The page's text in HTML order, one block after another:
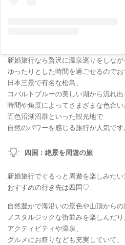
新婚旅行なら贅沢に温泉巡りをしなが
ゆったりとした時間を過ごせるのでお
日本三景で有名な松島、
コバルトブルーの美しい湖から流れ出
時間や角度によってさまざまな色合い
五色沼湖沼群といった観光地で
自然のパワーを感じる旅行が人気で
四国：絶景を周遊の旅
新婚旅行でぐるっと周遊を楽しみたい
おすすめの行き先は四国♡
自然豊かで海沿いの景色や山頂からの
ノスタルジックな街並みを楽しんだり
アクティビティや温泉、
グルメにお祭りなども充実していて、